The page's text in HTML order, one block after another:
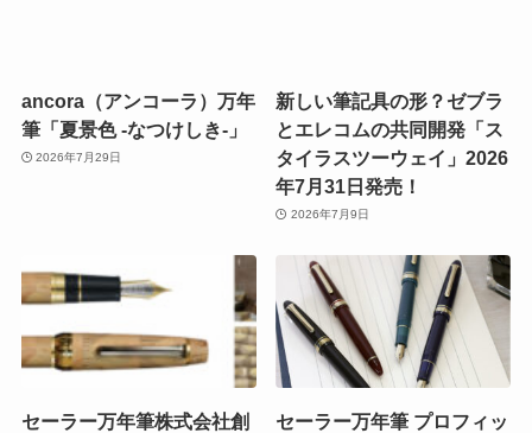
ancora（アンコーラ）万年
筆「夏景色 -なつけしき-」
2026年7月29日
新しい筆記具の形？ゼブラ
とエレコムの共同開発「ス
タイラスツーウェイ」2026
年7月31日発売！
2026年7月9日
セーラー万年筆株式会社創
セーラー万年筆 プロフィッ